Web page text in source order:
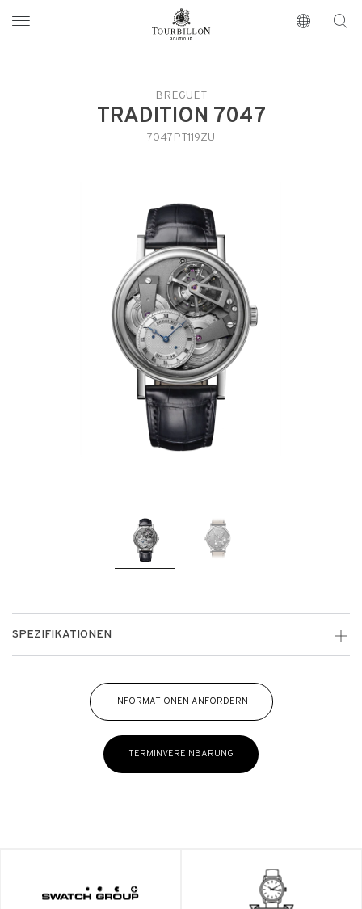
https://www.tourbillon.com/de
BREGUET
TRADITION 7047
7047PT119ZU
SPEZIFIKATIONEN
INFORMATIONEN ANFORDERN
TERMINVEREINBARUNG